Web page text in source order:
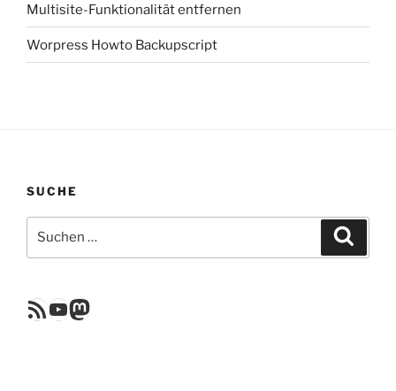
Multisite-Funktionalität entfernen
Worpress Howto Backupscript
SUCHE
nach:
RSS FeedYouTube
Mastodon